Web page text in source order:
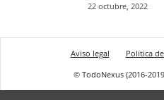
22 octubre, 2022
Aviso legal Politica
© TodoNexus (2016-